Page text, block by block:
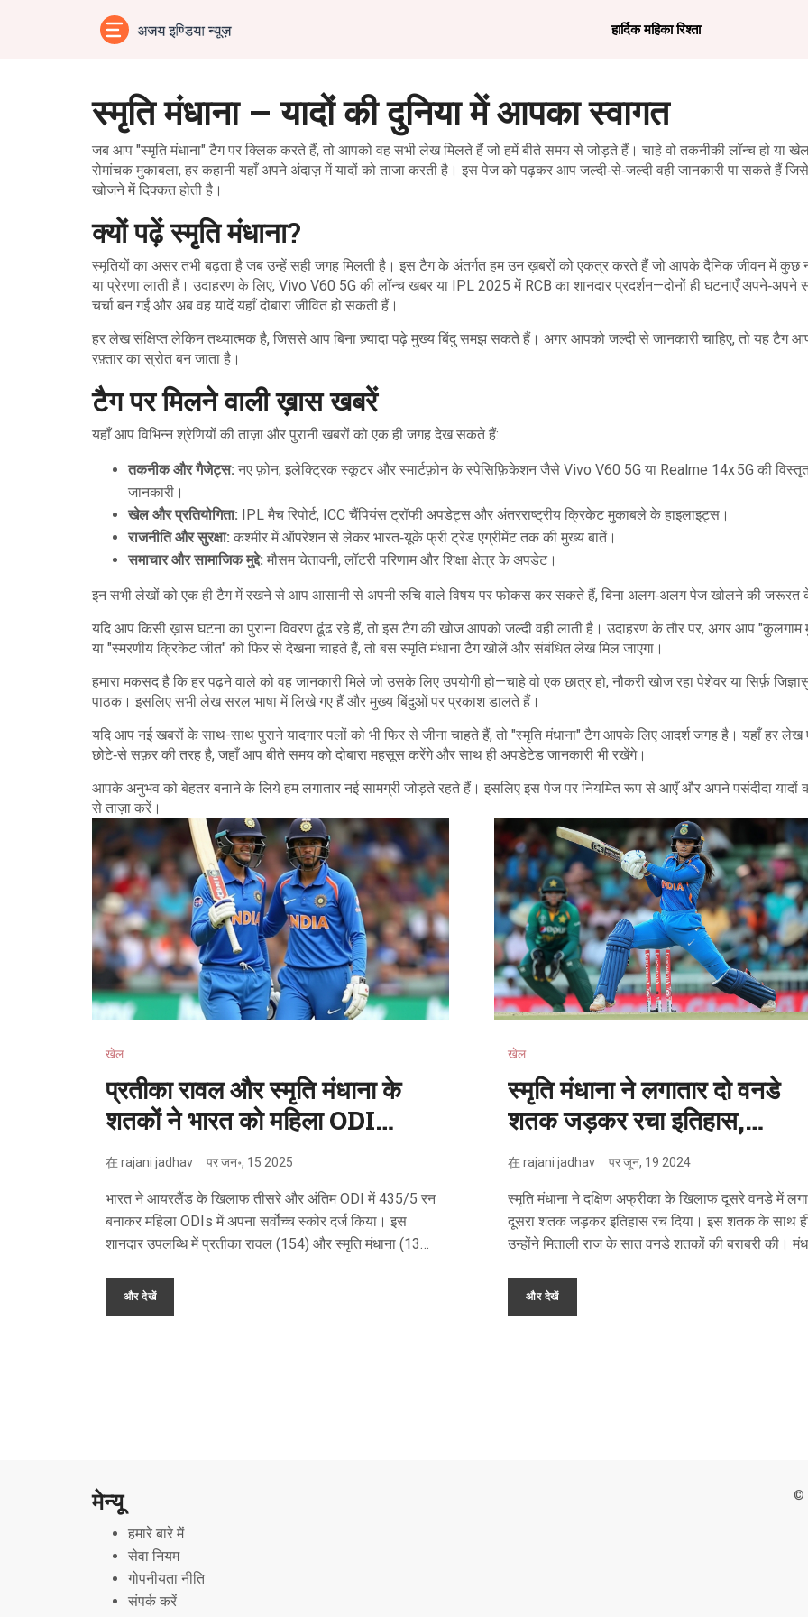
हार्दिक महिका रिश्ता
स्मृति मंधाना – यादों की दुनिया में आपका स्वागत
जब आप "स्मृति मंधाना" टैग पर क्लिक करते हैं, तो आपको वह सभी लेख मिलते हैं जो हमें बीते समय से जोड़ते हैं। चाहे वो तकनीकी लॉन्च हो या
रोमांचक मुकाबला, हर कहानी यहाँ अपने अंदाज़ में यादों को ताजा करती है। इस पेज को पढ़कर आप जल्दी‑से‑जल्दी वही जानकारी पा सकते हैं
खोजने में दिक्कत होती है।
क्यों पढ़ें स्मृति मंधाना?
स्मृतियों का असर तभी बढ़ता है जब उन्हें सही जगह मिलती है। इस टैग के अंतर्गत हम उन ख़बरों को एकत्र करते हैं जो आपके दैनिक जीवन में कुछ
या प्रेरणा लाती हैं। उदाहरण के लिए, Vivo V60 5G की लॉन्च खबर या IPL 2025 में RCB का शानदार प्रदर्शन—दोनों ही घटनाएँ अपने‑अपने
चर्चा बन गईं और अब वह यादें यहाँ दोबारा जीवित हो सकती हैं।
हर लेख संक्षिप्त लेकिन तथ्यात्मक है, जिससे आप बिना ज़्यादा पढ़े मुख्य बिंदु समझ सकते हैं। अगर आपको जल्दी से जानकारी चाहिए, तो यह टैग
रफ़्तार का स्रोत बन जाता है।
टैग पर मिलने वाली ख़ास खबरें
यहाँ आप विभिन्न श्रेणियों की ताज़ा और पुरानी खबरों को एक ही जगह देख सकते हैं:
तकनीक और गैजेट्स: नए फ़ोन, इलेक्ट्रिक स्कूटर और स्मार्टफ़ोन के स्पेसिफ़िकेशन जैसे Vivo V60 5G या Realme 14x 5G की
जानकारी।
खेल और प्रतियोगिता: IPL मैच रिपोर्ट, ICC चैंपियंस ट्रॉफी अपडेट्स और अंतरराष्ट्रीय क्रिकेट मुकाबले के हाइलाइट्स।
राजनीति और सुरक्षा: कश्मीर में ऑपरेशन से लेकर भारत‑यूके फ्री ट्रेड एग्रीमेंट तक की मुख्य बातें।
समाचार और सामाजिक मुद्दे: मौसम चेतावनी, लॉटरी परिणाम और शिक्षा क्षेत्र के अपडेट।
इन सभी लेखों को एक ही टैग में रखने से आप आसानी से अपनी रुचि वाले विषय पर फोकस कर सकते हैं, बिना अलग‑अलग पेज खोलने की जरूरत
यदि आप किसी ख़ास घटना का पुराना विवरण ढूंढ रहे हैं, तो इस टैग की खोज आपको जल्दी वही लाती है। उदाहरण के तौर पर, अगर आप
या "स्मरणीय क्रिकेट जीत" को फिर से देखना चाहते हैं, तो बस स्मृति मंधाना टैग खोलें और संबंधित लेख मिल जाएगा।
हमारा मकसद है कि हर पढ़ने वाले को वह जानकारी मिले जो उसके लिए उपयोगी हो—चाहे वो एक छात्र हो, नौकरी खोज रहा पेशेवर या सिर्फ़
पाठक। इसलिए सभी लेख सरल भाषा में लिखे गए हैं और मुख्य बिंदुओं पर प्रकाश डालते हैं।
यदि आप नई खबरों के साथ-साथ पुराने यादगार पलों को भी फिर से जीना चाहते हैं, तो "स्मृति मंधाना" टैग आपके लिए आदर्श जगह है। यहाँ हर
छोटे‑से सफ़र की तरह है, जहाँ आप बीते समय को दोबारा महसूस करेंगे और साथ ही अपडेटेड जानकारी भी रखेंगे।
आपके अनुभव को बेहतर बनाने के लिये हम लगातार नई सामग्री जोड़ते रहते हैं। इसलिए इस पेज पर नियमित रूप से आएँ और अपने पसंदीदा यादों
से ताज़ा करें।
खेल
प्रतीका रावल और स्मृति मंधाना के
शतकों ने भारत को महिला ODIs
में 435 रन तक पहुंचाया
在rajani jadhav परजन॰, 15 2025
भारत ने आयरलैंड के खिलाफ तीसरे और अंतिम ODI में 435/5 रन
बनाकर महिला ODIs में अपना सर्वोच्च स्कोर दर्ज किया। इस
शानदार उपलब्धि में प्रतीका रावल (154) और स्मृति मंधाना (135)
में चौथा सबसे बड़ा स्कोर है। टीम इंडिया न्यूज़ीलैंड और
ऑस्ट्रेलिया के बाद 400 रनों का आँकड़ा पार करने वाली मात्र
और देखें
खेल
स्मृति मंधाना ने लगातार दो वनडे
शतक जड़कर रचा इतिहास,
मिताली राज की बराबरी की
在rajani jadhav परजून, 19 2024
स्मृति मंधाना ने दक्षिण अफ्रीका के खिलाफ दूसरे वनडे में
दूसरा शतक जड़कर इतिहास रच दिया। इस शतक के साथ
उन्होंने मिताली राज के सात वनडे शतकों की बराबरी की।
स्कोर बनाने में मदद की।
और देखें
मेन्यू
हमारे बारे में
सेवा नियम
गोपनीयता नीति
संपर्क करें
©